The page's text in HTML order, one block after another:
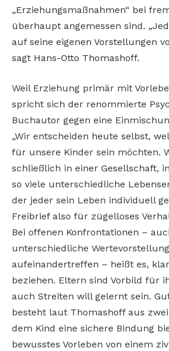
„Erziehungsmaßnahmen“ bei
überhaupt angemessen sind.
auf seine eigenen Vorstellungen
sagt Hans-Otto Thomashoff.
Weil Erziehung primär mit
spricht sich der renommierte
Buchautor gegen eine
„Wir entscheiden heute selbst,
für unsere Kinder sein möchten.
schließlich in einer Gesellschaft,
so viele unterschiedliche
der jeder sein Leben individuell
Freibrief also für zügelloses
Bei offenen Konfrontationen –
unterschiedliche
aufeinandertreffen – heißt es,
beziehen. Eltern sind Vorbild für
auch Streiten will gelernt sein.
besteht laut Thomashoff aus
dem Kind eine sichere Bindung
bewusstes Vorleben von einem